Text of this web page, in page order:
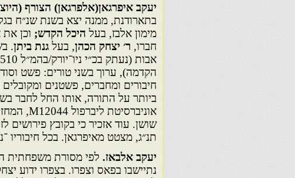
יעקב איפרגאן(אלפרגאן) הצורף
בתארודנת, ממנה יצא בשנת שנ״ח
מימון אלבז, בעל היכל הקדש; וכן
חברו, ר׳ יצחק הכהן, בעל גנת ביתן.
הקדמה), ערוך בשני טורים: פשט
חיבורים ומחברים, פשטנים
ביותר על התורה, אותו החל לחבר
תנ״ג, מצטט מאיפרגאן. בכל חיבוריו
יעקב אלבאז. לפי מסורת משפחתית
נתיישבו בפאס וצפרו. בצפרו ידוע